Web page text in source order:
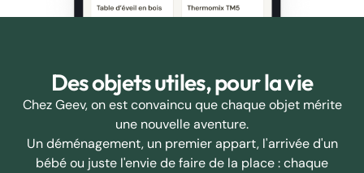
Des objets utiles, pour la vie
Chez Geev, on est convaincu que chaque objet mérite
une nouvelle aventure.
Un déménagement, un premier appart, l'arrivée d'un
bébé ou juste l'envie de faire de la place : chaque